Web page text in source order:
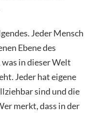
Jeder Mensch
Ebene des
was in dieser Welt
Jeder hat eigene
sind und die
merkt, dass in der